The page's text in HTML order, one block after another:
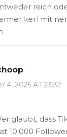
reich
kerl mit
4, 2025 AT 23:32
glaubt, dass
10.000